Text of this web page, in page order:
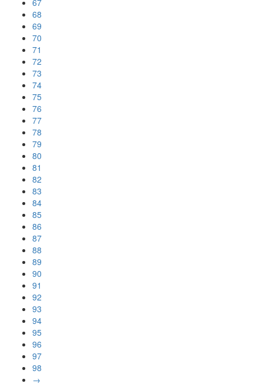
68
69
70
71
72
73
74
75
76
77
78
79
80
81
82
83
84
85
86
87
88
89
90
91
92
93
94
95
96
97
98
→